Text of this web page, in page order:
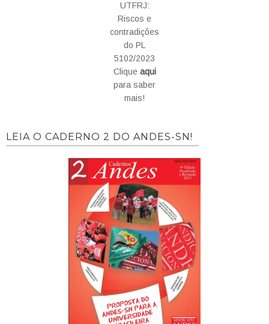
UTFRJ:
Riscos e
contradições
do PL
5102/2023
Clique aqui
para saber
mais!
LEIA O CADERNO 2 DO ANDES-SN!